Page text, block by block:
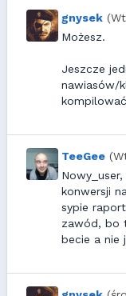
gnysek
Możesz.
Jeszcze
nawiasów/
TeeGee
konwersji
sypie
zawód, bo
becie a nie